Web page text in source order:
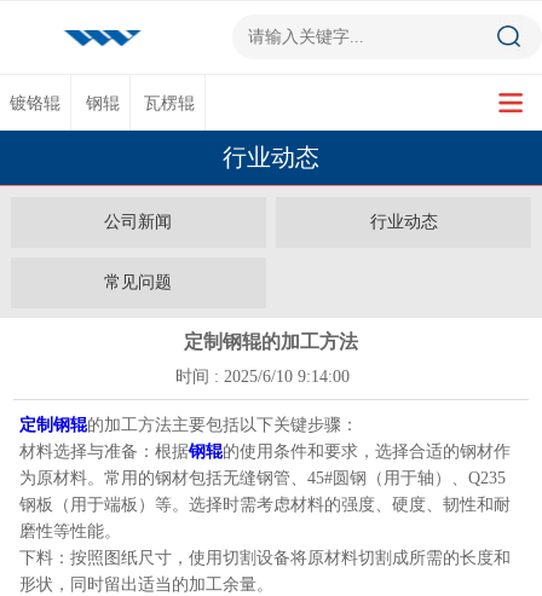
镀铬辊 钢辊 瓦楞辊
行业动态
公司新闻 行业动态
常见问题
定制钢辊的加工方法
时间 : 2025/6/10 9:14:00
定制钢辊的加工方法主要包括以下关键步骤：
材料选择与准备：根据钢辊的使用条件和要求，选择合适的钢材作
为原材料。常用的钢材包括无缝钢管、45#圆钢（用于轴）、Q235
钢板（用于端板）等。选择时需考虑材料的强度、硬度、韧性和耐
磨性等性能。
下料：按照图纸尺寸，使用切割设备将原材料切割成所需的长度和
形状，同时留出适当的加工余量。